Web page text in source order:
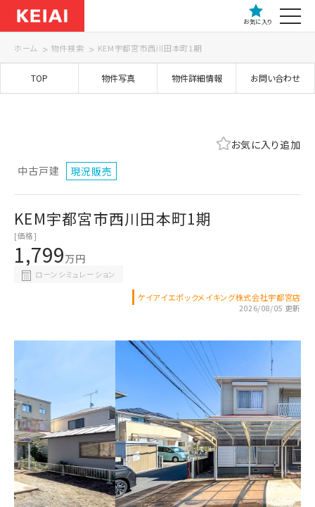
お気に入り
ホーム 物件検索 KEM宇都宮市西川田本町1期
TOP 物件写真 物件詳細情報 お問い合わせ
中古戸建 現況販売
お気に入り追加
KEM宇都宮市西川田本町1期
[価格]
1,799万円
ローンシミュレーション
ケイアイエポックメイキング株式会社宇都宮店
2026/08/05 更新